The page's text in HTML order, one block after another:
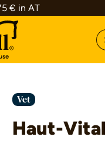
€ in AT
Haut-Vital
Vet